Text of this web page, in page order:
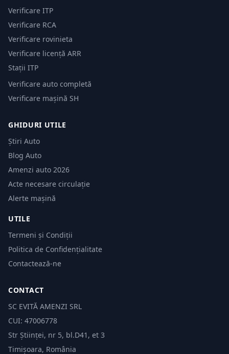
Verificare ITP
Verificare RCA
Verificare rovinieta
Verificare licență ARR
Stații ITP
Verificare auto completă
Verificare mașină SH
GHIDURI UTILE
Știri Auto
Blog Auto
Amenzi auto 2026
Acte necesare circulație
Alerte mașină
UTILE
Termeni și Condiții
Politica de Confidențialitate
Contactează-ne
CONTACT
SC EVITĂ AMENZI SRL
CUI: 47006778
Str Științei, nr 5, bl.D41, et 3
Timișoara, România